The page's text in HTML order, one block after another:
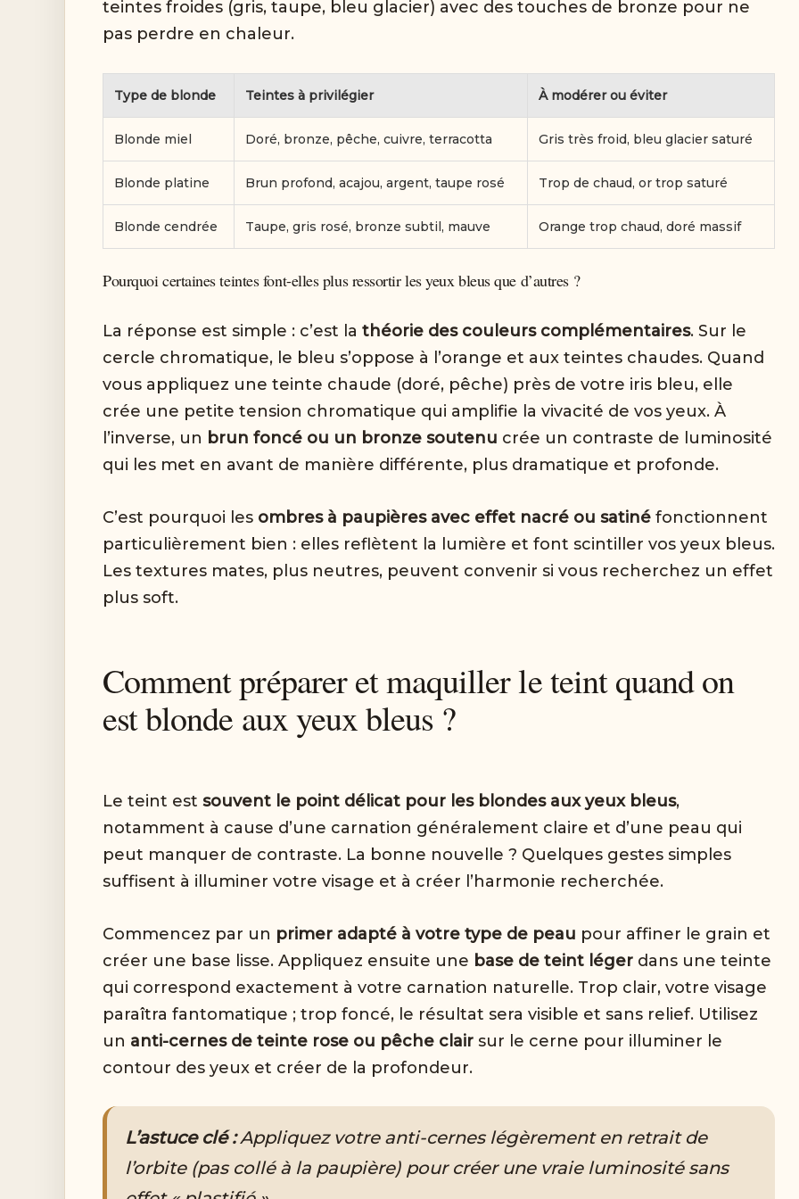
teintes froides (gris, taupe, bleu glacier) avec des touches de bronze pour ne
pas perdre en chaleur.
Type de blonde Teintes à privilégier À modérer ou éviter
Blonde miel Doré, bronze, pêche, cuivre, terracotta Gris très froid, bleu glacier saturé
Blonde platine Brun profond, acajou, argent, taupe rosé Trop de chaud, or trop saturé
Blonde cendrée Taupe, gris rosé, bronze subtil, mauve Orange trop chaud, doré massif
Pourquoi certaines teintes font-elles plus ressortir les yeux bleus que d’autres ?
La réponse est simple : c’est la théorie des couleurs complémentaires. Sur le
cercle chromatique, le bleu s’oppose à l’orange et aux teintes chaudes. Quand
vous appliquez une teinte chaude (doré, pêche) près de votre iris bleu, elle
crée une petite tension chromatique qui amplifie la vivacité de vos yeux. À
l’inverse, un brun foncé ou un bronze soutenu crée un contraste de luminosité
qui les met en avant de manière différente, plus dramatique et profonde.
C’est pourquoi les ombres à paupières avec effet nacré ou satiné fonctionnent
particulièrement bien : elles reflètent la lumière et font scintiller vos yeux bleus.
Les textures mates, plus neutres, peuvent convenir si vous recherchez un effet
plus soft.
Comment préparer et maquiller le teint quand on
est blonde aux yeux bleus ?
Le teint est souvent le point délicat pour les blondes aux yeux bleus,
notamment à cause d’une carnation généralement claire et d’une peau qui
peut manquer de contraste. La bonne nouvelle ? Quelques gestes simples
suffisent à illuminer votre visage et à créer l’harmonie recherchée.
Commencez par un primer adapté à votre type de peau pour affiner le grain et
créer une base lisse. Appliquez ensuite une base de teint léger dans une teinte
qui correspond exactement à votre carnation naturelle. Trop clair, votre visage
paraîtra fantomatique ; trop foncé, le résultat sera visible et sans relief. Utilisez
un anti-cernes de teinte rose ou pêche clair sur le cerne pour illuminer le
contour des yeux et créer de la profondeur.
L’astuce clé :Appliquez votre anti-cernes légèrement en retrait de
l’orbite (pas collé à la paupière) pour créer une vraie luminosité sans